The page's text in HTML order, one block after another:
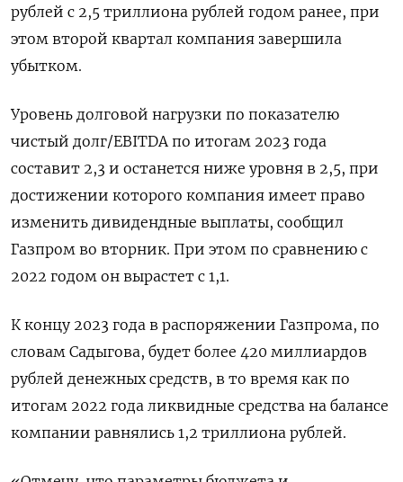
рублей с 2,5 триллиона рублей годом ранее, при
этом второй квартал компания завершила
убытком.
Уровень долговой нагрузки по показателю
чистый долг/EBITDA по итогам 2023 года
составит 2,3 и останется ниже уровня в 2,5, при
достижении которого компания имеет право
изменить дивидендные выплаты, сообщил
Газпром во вторник. При этом по сравнению с
2022 годом он вырастет с 1,1.
К концу 2023 года в распоряжении Газпрома, по
словам Садыгова, будет более 420 миллиардов
рублей денежных средств, в то время как по
итогам 2022 года ликвидные средства на балансе
компании равнялись 1,2 триллиона рублей.